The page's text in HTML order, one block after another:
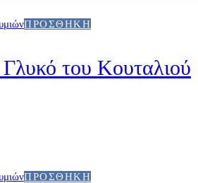
ΠΡΟΣΘΉΚΗ
του Κουταλιού
ΠΡΟΣΘΉΚΗ